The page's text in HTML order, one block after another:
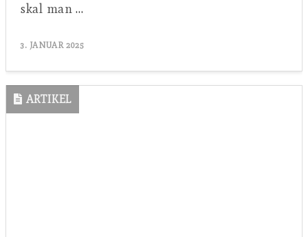
skal man …
3. JANUAR 2025
ARTIKEL